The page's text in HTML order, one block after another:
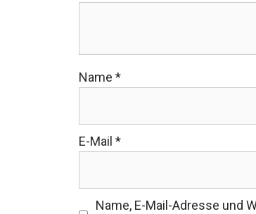
Name *
E-Mail *
Name, E-Mail-Adresse und